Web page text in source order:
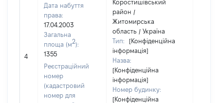
4
Дата набуття
права:
17.04.2003
Загальна
площа (м2):
1355
Реєстраційний
номер
(кадастровий
номер для
Коростишівський
район /
Житомирська
область / Україна
Тип:
[Конфіденційна
інформація]
Назва:
[Конфіденційна
інформація]
Номер будинку:
[Конфіденційна